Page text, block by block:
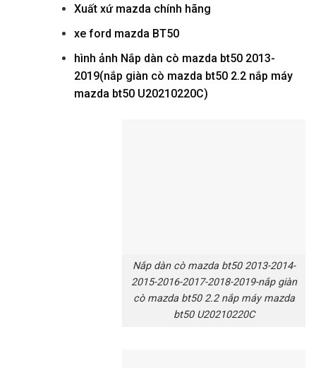
Xuất xứ mazda chính hãng
xe ford mazda BT50
hình ảnh Nắp dàn cò mazda bt50 2013-
2019(nắp giàn cò mazda bt50 2.2 nắp máy
mazda bt50 U20210220C)
Nắp dàn cò mazda bt50 2013-2014-
2015-2016-2017-2018-2019-nắp giàn
cò mazda bt50 2.2 nắp máy mazda
bt50 U20210220C